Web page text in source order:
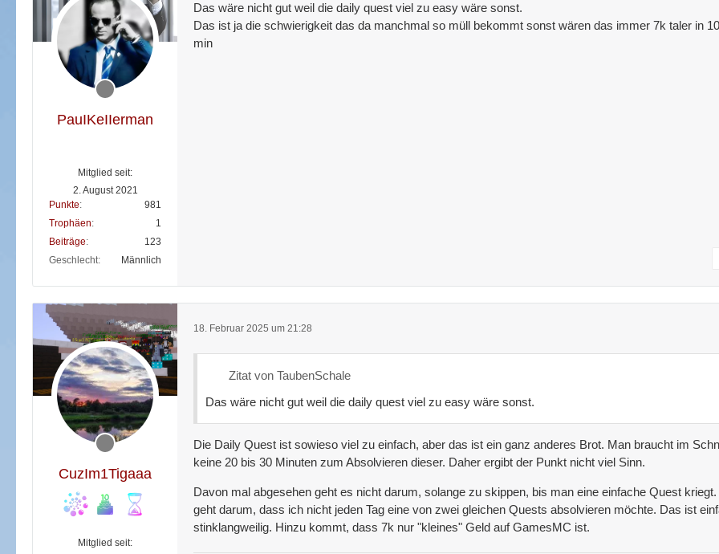
PauIKeIIerman
Mitglied seit:
2. August 2021
Punkte
981
Trophäen
1
Beiträge
123
Geschlecht
Männlich
Das wäre nicht gut weil die daily quest viel zu easy wäre sonst.
Das ist ja die schwierigkeit das da manchmal so müll bekommt sonst wären das immer 7k taler in 10
min
CuzIm1Tigaaa
Mitglied seit:
18. Februar 2025 um 21:28
Zitat von TaubenSchale
Das wäre nicht gut weil die daily quest viel zu easy wäre sonst.
Die Daily Quest ist sowieso viel zu einfach, aber das ist ein ganz anderes Brot. Man braucht im
keine 20 bis 30 Minuten zum Absolvieren dieser. Daher ergibt der Punkt nicht viel Sinn.
Davon mal abgesehen geht es nicht darum, solange zu skippen, bis man eine einfache Quest
geht darum, dass ich nicht jeden Tag eine von zwei gleichen Quests absolvieren möchte. Das ist
stinklangweilig. Hinzu kommt, dass 7k nur "kleines" Geld auf GamesMC ist.